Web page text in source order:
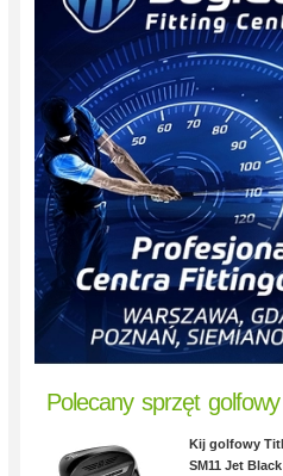
Polecany sprzęt golfowy
Kij golfowy
SM11 Jet